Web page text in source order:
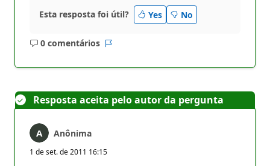
Esta resposta foi útil? Yes No
0 comentários
Sem
Resposta aceita pelo autor da pergunta
Anônima
1 de set. de 2011 16:15